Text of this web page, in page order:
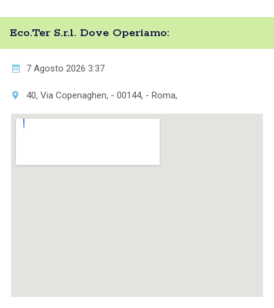
Eco.Ter S.r.l. Dove Operiamo:
7 Agosto 2026 3:37
40, Via Copenaghen, - 00144, - Roma,